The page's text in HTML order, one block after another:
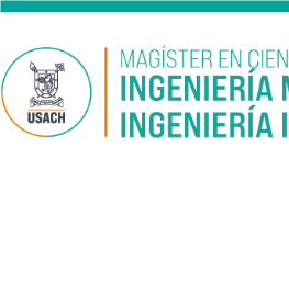
Pasar al contenido principal